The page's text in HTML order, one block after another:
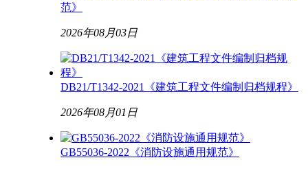
范》
2026年08月03日
DB21/T1342-2021《建筑工程文件编制归档规程》
2026年08月01日
GB55036-2022《消防设施通用规范》